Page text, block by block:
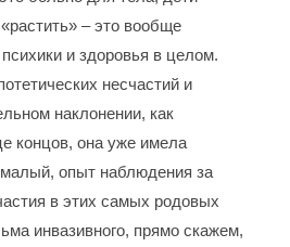
– это вообще
и здоровья в целом.
несчастий и
наклонении, как
концов, она уже имела
опыт наблюдения за
в этих самых родовых
инвазивного, прямо скажем,